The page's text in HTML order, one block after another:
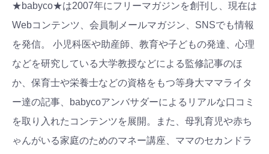
★babyco★は2007年にフリーマガジンを創刊し、現在は
Webコンテンツ、会員制メールマガジン、SNSでも情報
を発信。 小児科医や助産師、教育や子どもの発達、心理
などを研究している大学教授などによる監修記事のほ
か、保育士や栄養士などの資格をもつ等身大ママライタ
ー達の記事、babycoアンバサダーによるリアルな口コミ
を取り入れたコンテンツを展開。また、母乳育児や赤ち
ゃんがいる家庭のためのマネー講座、ママのセカンドラ